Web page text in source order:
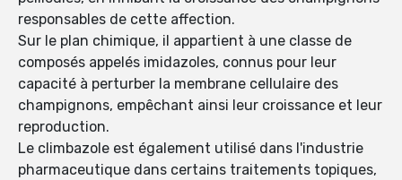
responsables de cette affection.
Sur le plan chimique, il appartient à une classe de
composés appelés imidazoles, connus pour leur
capacité à perturber la membrane cellulaire des
champignons, empêchant ainsi leur croissance et leur
reproduction.
Le climbazole est également utilisé dans l'industrie
pharmaceutique dans certains traitements topiques,